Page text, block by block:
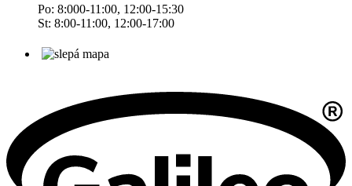
Po: 8:000-11:00, 12:00-15:30
St: 8:00-11:00, 12:00-17:00